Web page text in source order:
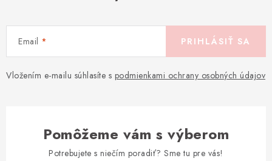
Email
Vložením e-mailu súhlasíte s podmienkami ochrany osobných údajov
PRIHLÁSIŤ SA
Pomôžeme vám s výberom
Potrebujete s niečím poradiť? Sme tu pre vás!